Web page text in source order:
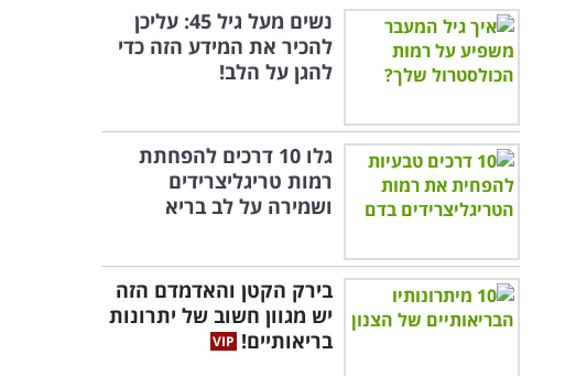
נשים מעל גיל 45: עליכן
להכיר את המידע הזה כדי
להגן על הלב!
גלו 10 דרכים להפחתת
רמות טריגליצרידים
ושמירה על לב בריא
בירק הקטן והאדמדם הזה
יש מגוון חשוב של יתרונות
בריאותיים!